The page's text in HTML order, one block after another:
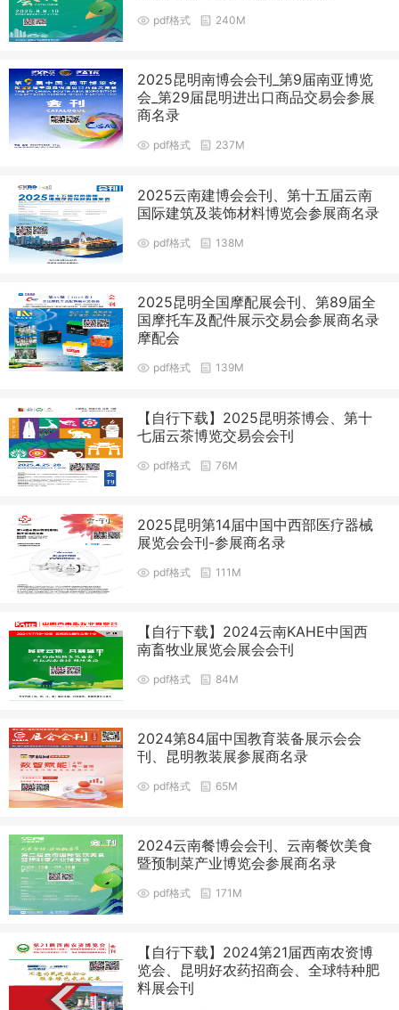
pdf格式 240M
2025昆明南博会会刊_第9届南亚博览
会_第29届昆明进出口商品交易会参展
商名录
pdf格式 237M
2025云南建博会会刊、第十五届云南
国际建筑及装饰材料博览会参展商名录
pdf格式 138M
2025昆明全国摩配展会刊、第89届全
国摩托车及配件展示交易会参展商名录
摩配会
pdf格式 139M
【自行下载】2025昆明茶博会、第十
七届云茶博览交易会会刊
pdf格式 76M
2025昆明第14届中国中西部医疗器械
展览会会刊-参展商名录
pdf格式 111M
【自行下载】2024云南KAHE中国西
南畜牧业展览会展会会刊
pdf格式 84M
2024第84届中国教育装备展示会会
刊、昆明教装展参展商名录
pdf格式 65M
2024云南餐博会会刊、云南餐饮美食
暨预制菜产业博览会参展商名录
pdf格式 171M
【自行下载】2024第21届西南农资博
览会、昆明好农药招商会、全球特种肥
料展会刊